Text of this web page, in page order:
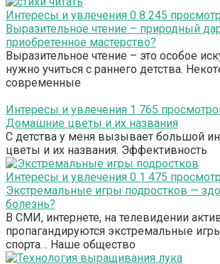
Интересы и увлечения 0 8 245
Выразительное чтение – природный
приобретенное мастерство?
Выразительное чтение – это особое
нужно учиться с раннего детства.
современные
Интересы и увлечения 1 765
Домашние цветы и их названия
С детства у меня вызывает большой
цветы и их названия. Эффективность
Интересы и увлечения 0 1 475
Экстремальные игры подростков —
болезнь?
В СМИ, интернете, на телевидении
пропагандируются экстремальные
спорта… Наше общество